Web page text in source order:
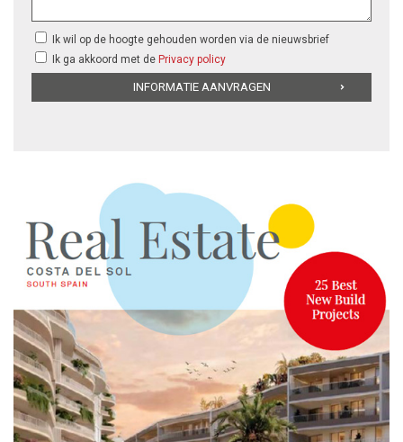
Ik wil op de hoogte gehouden worden via de nieuwsbrief
Ik ga akkoord met de Privacy policy